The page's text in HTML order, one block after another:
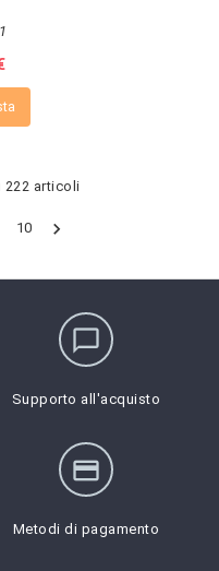
222 articoli
10 
chat_bubble_outline
Supporto all'acquisto
credit_card
Metodi di pagamento